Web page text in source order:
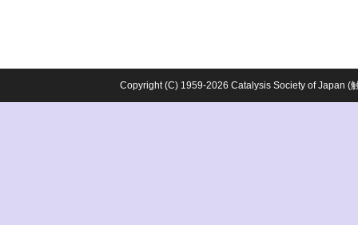
Copyright (C) 1959-2026 Catalysis Society of Japan (